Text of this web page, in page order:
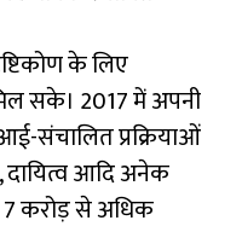
के लिए
सके। 2017 में अपनी
संचालित प्रक्रियाओं
दायित्व आदि अनेक
7 करोड़ से अधिक